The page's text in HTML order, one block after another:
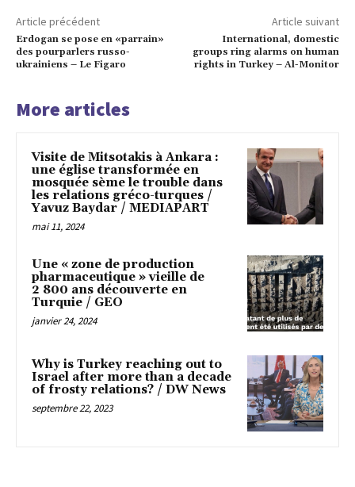
Article précédent
Erdogan se pose en «parrain»
des pourparlers russo-
ukrainiens – Le Figaro
Article suivant
International, domestic
groups ring alarms on human
rights in Turkey – Al-Monitor
More articles
Visite de Mitsotakis à Ankara :
une église transformée en
mosquée sème le trouble dans
les relations gréco-turques /
Yavuz Baydar / MEDIAPART
mai 11, 2024
Une « zone de production
pharmaceutique » vieille de
2 800 ans découverte en
Turquie / GEO
janvier 24, 2024
Why is Turkey reaching out to
Israel after more than a decade
of frosty relations? / DW News
septembre 22, 2023